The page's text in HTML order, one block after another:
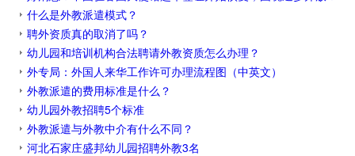
什么是外教派遣模式？
聘外资质真的取消了吗？
幼儿园和培训机构合法聘请外教资质怎么办理？
外专局：外国人来华工作许可办理流程图（中英文）
外教派遣的费用标准是什么？
幼儿园外教招聘5个标准
外教派遣与外教中介有什么不同？
河北石家庄盛邦幼儿园招聘外教3名